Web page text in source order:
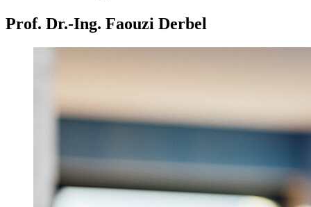
Prof. Dr.-Ing. Faouzi Derbel